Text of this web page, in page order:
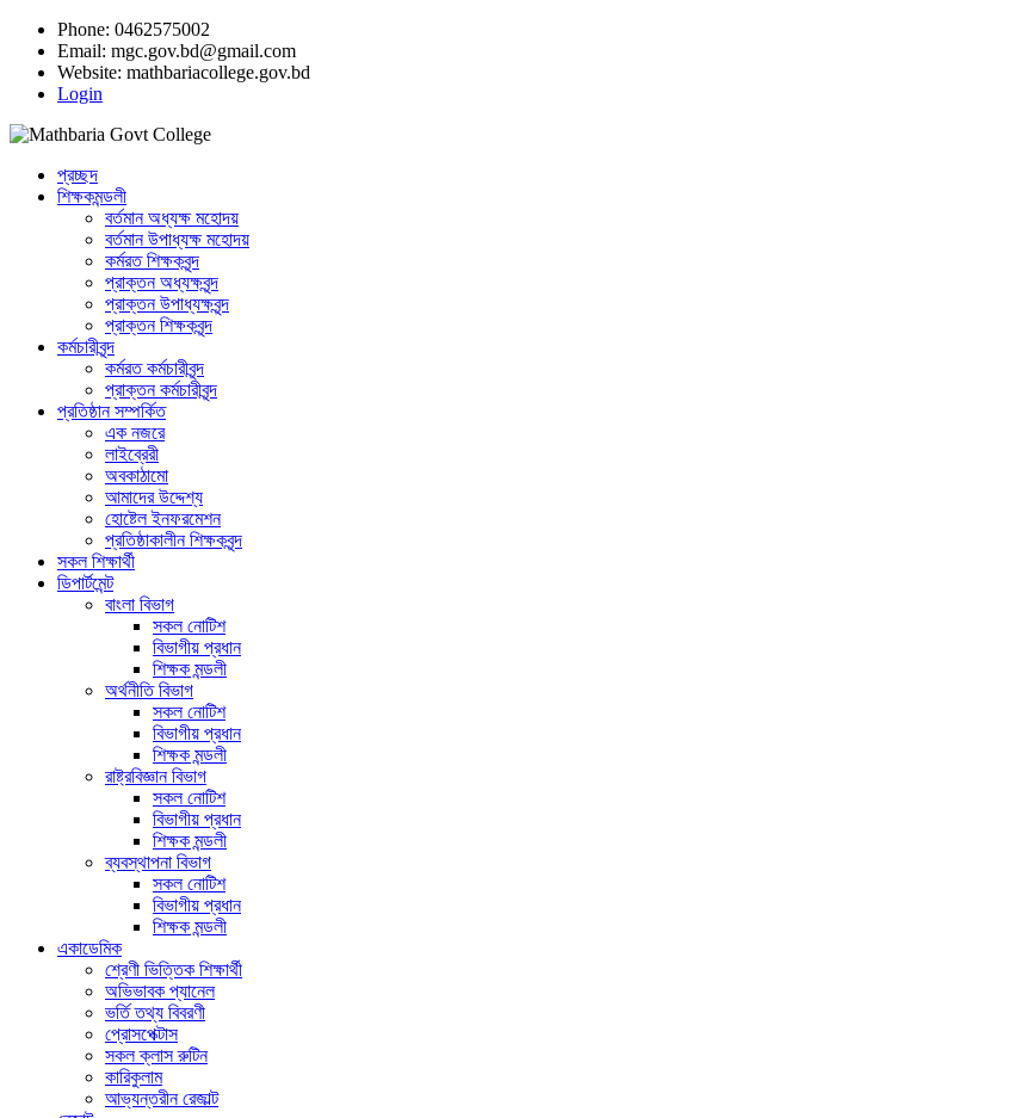
Phone: 0462575002
Email: mgc.gov.bd@gmail.com
Website: mathbariacollege.gov.bd
Login
প্রচ্ছদ
শিক্ষকমন্ডলী
বর্তমান অধ্যক্ষ মহোদয়
বর্তমান ‌উপাধ্যক্ষ মহোদয়
কর্মরত শিক্ষকবৃন্দ
প্রাক্তন অধ্যক্ষবৃন্দ
প্রাক্তন উপাধ্যক্ষবৃন্দ
প্রাক্তন শিক্ষকবৃন্দ
কর্মচারীবৃন্দ
কর্মরত কর্মচারীবৃন্দ
প্রাক্তন কর্মচারীবৃন্দ
প্রতিষ্ঠান সম্পর্কিত
এক নজরে
লাইব্রেরী
অবকাঠামো
আমাদের উদ্দেশ্য
হোষ্টেল ইনফরমেশন
প্রতিষ্ঠাকালীন শিক্ষকবৃন্দ
সকল শিক্ষার্থী
ডিপার্টমেন্ট
বাংলা বিভাগ
সকল নোটিশ
বিভাগীয় প্রধান
শিক্ষক মন্ডলী
অর্থনীতি বিভাগ
সকল নোটিশ
বিভাগীয় প্রধান
শিক্ষক মন্ডলী
রাষ্ট্রবিজ্ঞান বিভাগ
সকল নোটিশ
বিভাগীয় প্রধান
শিক্ষক মন্ডলী
ব্যবস্থাপনা বিভাগ
সকল নোটিশ
বিভাগীয় প্রধান
শিক্ষক মন্ডলী
একাডেমিক
শ্রেণী ভিত্তিক শিক্ষার্থী
অভিভাবক প্যানেল
ভর্তি তথ্য বিবরণী
প্রোসপেক্টাস
সকল ক্লাস রুটিন
কারিকুলাম
আভ্যন্তরীন রেজাল্ট